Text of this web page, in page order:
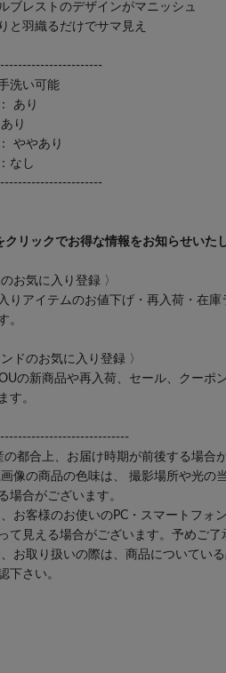
ブレストのデザインがマニッシュ
と羽織るだけでサマ見え
洗い可能
あり
り
ややあり
なし
クリックでお得な情報をお知らせいた
のお気に入り登録 〉
りアイテムのお値下げ・再入荷・在
。
ンドのお気に入り登録 〉
の新商品や再入荷、セール、クーポ
す。
都合上、お届け時期が前後する場合が
像の商品の色味は、 撮影場所や光の
場合がございます。
お客様のお使いのPC・スマートフォ
て見える場合がございます。予めご
お取り扱いの際は、商品についてい
下さい。